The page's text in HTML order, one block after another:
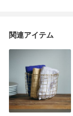
関連アイテム